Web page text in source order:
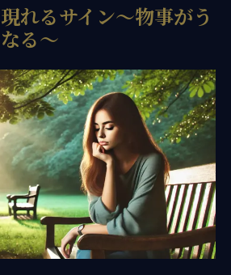
れるサイン〜物事がう
る〜